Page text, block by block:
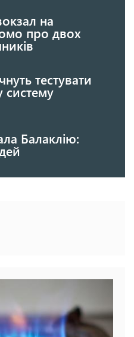
на
про двох
тестувати
систему
Балаклію: